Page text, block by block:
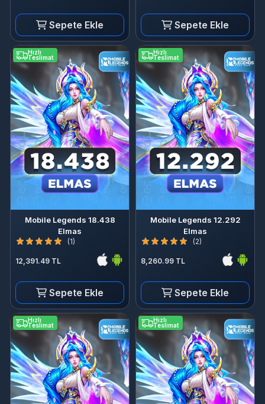
Sepete Ekle Sepete Ekle
Hızlı
Teslimat
Mobile Legends 18.438
Elmas
(1)
12,391.49 TL
Sepete Ekle
Hızlı
Teslimat
Mobile Legends 12.292
Elmas
(2)
8,260.99 TL
Sepete Ekle
Hızlı
Teslimat
Hızlı
Teslimat